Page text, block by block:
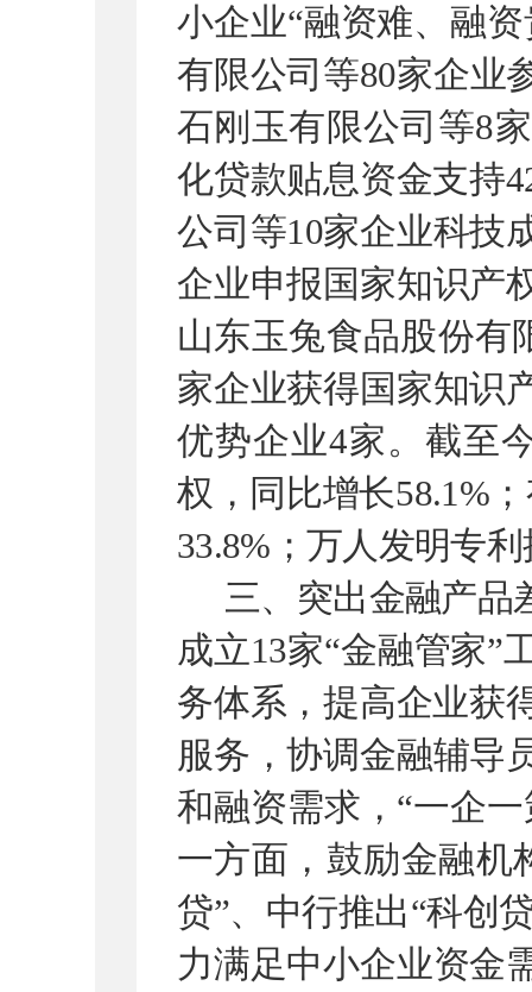
小企业“融资难、融资
有限公司等80家企业
石刚玉有限公司等8
化贷款贴息资金支持
公司等10家企业科技
企业申报国家知识产
山东玉兔食品股份有
家企业获得国家知识
优势企业4家。 截至
权，同比增长58.1%
33.8% ；万人发明专
三、突出金融产品
成立13家“金融管家”
务体系，提高企业获
服务，协调金融辅导
和融资需求， “一企
一方面，鼓励金融机
贷”、中行推出“科创
力满足中小企业资金